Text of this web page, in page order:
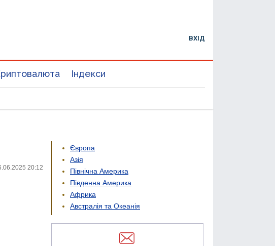
ВХІД
Індекси
20:12
Європа
Азія
Північна Америка
Південна Америка
Африка
Австралія та Океанія